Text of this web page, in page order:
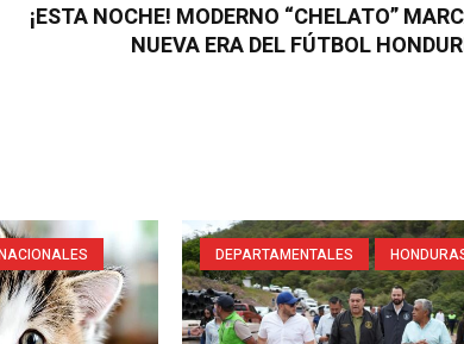
¡ESTA NOCHE! MODERNO “CHELATO”
NUEVA ERA DEL FÚTBOL
DEPARTAMENTALES